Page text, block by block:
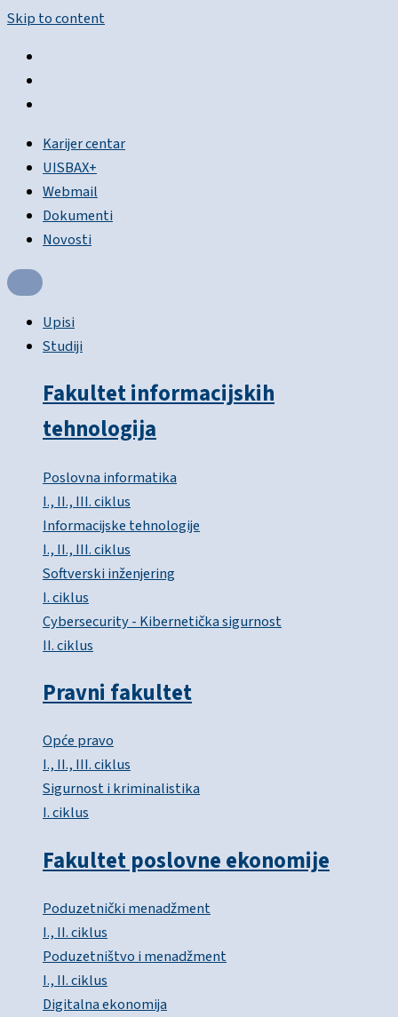
Skip to content
Karijer centar
UISBAX+
Webmail
Dokumenti
Novosti
Upisi
Studiji
Fakultet informacijskih
tehnologija
Poslovna informatika
I., II., III. ciklus
Informacijske tehnologije
I., II., III. ciklus
Softverski inženjering
I. ciklus
Cybersecurity - Kibernetička sigurnost
II. ciklus
Pravni fakultet
Opće pravo
I., II., III. ciklus
Sigurnost i kriminalistika
I. ciklus
Fakultet poslovne ekonomije
Poduzetnički menadžment
I., II. ciklus
Poduzetništvo i menadžment
I., II. ciklus
Digitalna ekonomija